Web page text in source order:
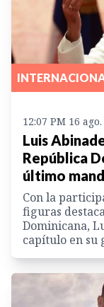
12:07 PM 16
Luis
República
último
Con la
figuras
Dominicana,
capítulo en su